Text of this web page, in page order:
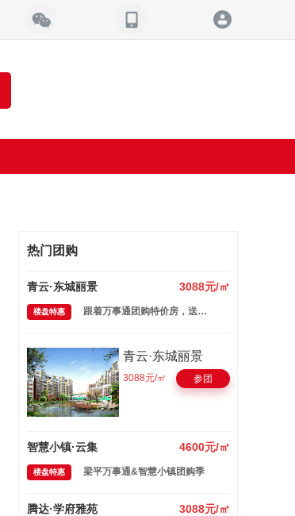
热门团购
青云·东城丽景 3088元/㎡
楼盘特惠 跟着万事通团购特价房，送家电装修大礼包
青云·东城丽景
3088元/㎡ 参团
智慧小镇·云集 4600元/㎡
楼盘特惠 梁平万事通&智慧小镇团购季
腾达·学府雅苑 3088元/㎡